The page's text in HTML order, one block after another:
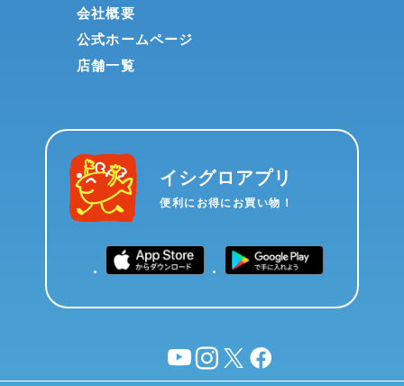
会社概要
公式ホームページ
店舗一覧
イシグロアプリ
便利にお得にお買い物！
YouTubeinstagram
X facebook